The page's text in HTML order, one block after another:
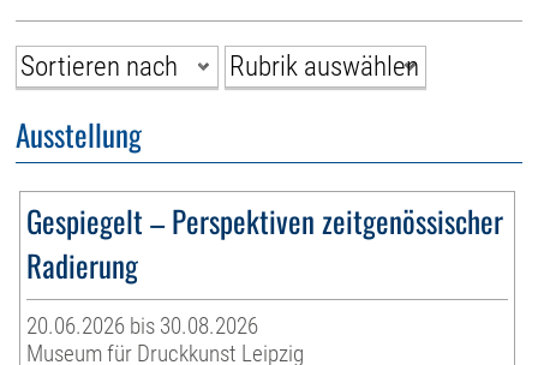
Ausstellung
Gespiegelt – Perspektiven zeitgenössischer
Radierung
20.06.2026 bis 30.08.2026
Museum für Druckkunst Leipzig